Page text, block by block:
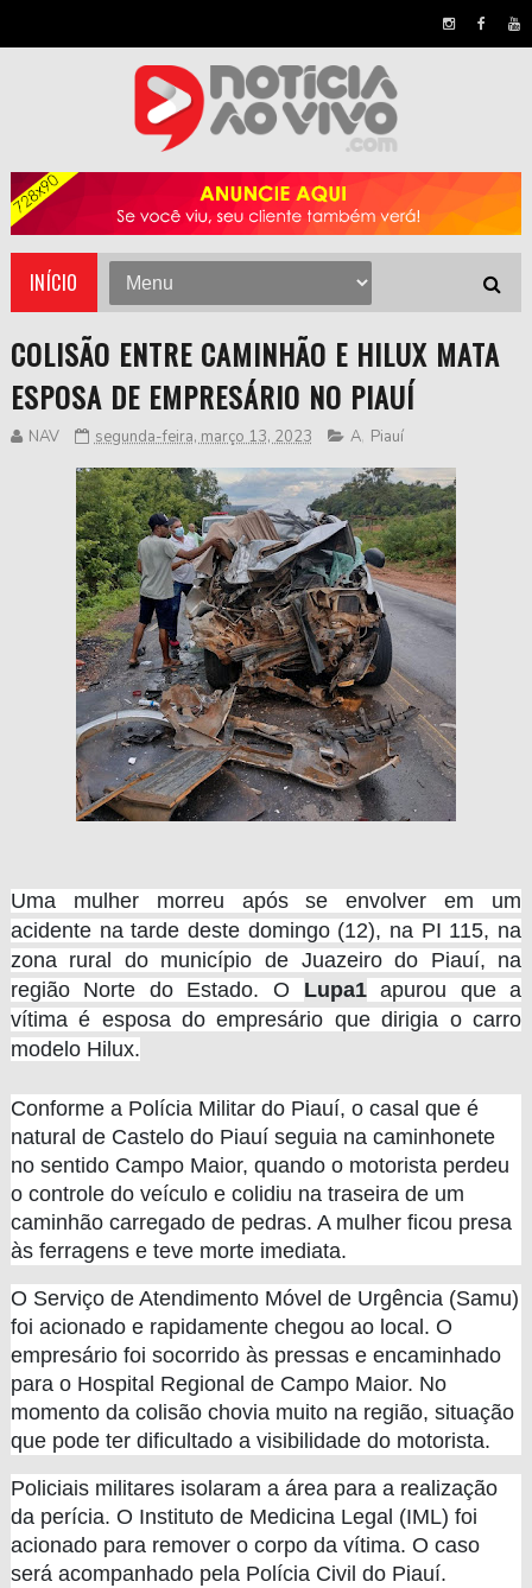
INÍCIO
COLISÃO ENTRE CAMINHÃO E HILUX MATA
ESPOSA DE EMPRESÁRIO NO PIAUÍ
NAV segunda-feira, março 13, 2023 A, Piauí
Uma mulher morreu após se envolver em um
acidente na tarde deste domingo (12), na PI 115, na
zona rural do município de Juazeiro do Piauí, na
região Norte do Estado. O
Lupa1 apurou que a
vítima é esposa do empresário que dirigia o carro
modelo Hilux.
Conforme a Polícia Militar do Piauí, o casal que é
natural de Castelo do Piauí seguia na caminhonete
no sentido Campo Maior, quando o motorista perdeu
o controle do veículo e colidiu na traseira de um
caminhão carregado de pedras. A mulher ficou presa
às ferragens e teve morte imediata.
O Serviço de Atendimento Móvel de Urgência (Samu)
foi acionado e rapidamente chegou ao local. O
empresário foi socorrido às pressas e encaminhado
para o Hospital Regional de Campo Maior. No
momento da colisão chovia muito na região, situação
que pode ter dificultado a visibilidade do motorista.
Policiais militares isolaram a área para a realização
da perícia. O Instituto de Medicina Legal (IML) foi
acionado para remover o corpo da vítima. O caso
será acompanhado pela Polícia Civil do Piauí.